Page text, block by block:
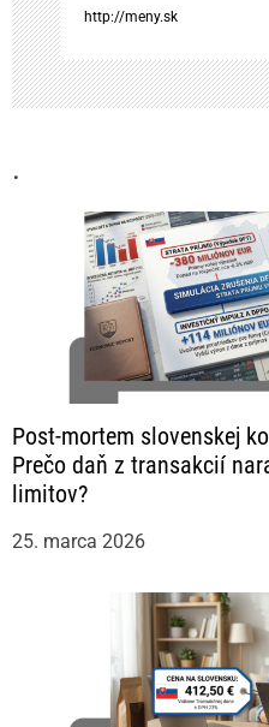
k
u
http://meny.sk
.
Post-mortem slovenskej
Prečo daň z transakcií
limitov?
25. marca 2026